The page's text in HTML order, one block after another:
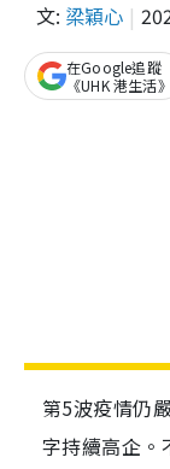
文: 梁穎心
在Google追蹤
《UHK 港生活》
第5波疫情仍
字持續高企。